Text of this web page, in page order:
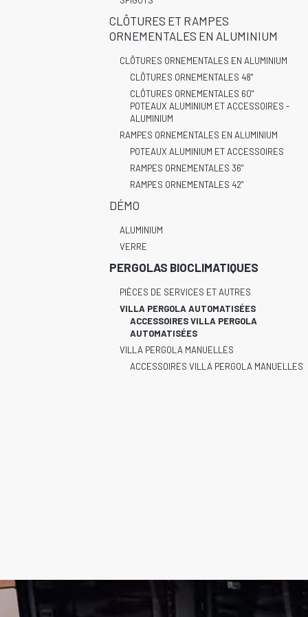
CLÔTURES ET RAMPES
ORNEMENTALES EN ALUMINIUM
CLÔTURES ORNEMENTALES EN ALUMINIUM
CLÔTURES ORNEMENTALES 48"
CLÔTURES ORNEMENTALES 60"
POTEAUX ALUMINIUM ET ACCESSOIRES -
ALUMINIUM
RAMPES ORNEMENTALES EN ALUMINIUM
POTEAUX ALUMINIUM ET ACCESSOIRES
RAMPES ORNEMENTALES 36"
RAMPES ORNEMENTALES 42"
DÉMO
ALUMINIUM
VERRE
PERGOLAS BIOCLIMATIQUES
PIÈCES DE SERVICES ET AUTRES
VILLA PERGOLA AUTOMATISÉES
ACCESSOIRES VILLA PERGOLA
AUTOMATISÉES
VILLA PERGOLA MANUELLES
ACCESSOIRES VILLA PERGOLA MANUELLES